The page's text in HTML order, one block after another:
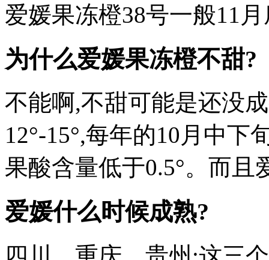
爱媛果冻橙38号一般11
为什么爱媛果冻橙不甜?
不能啊,不甜可能是还没
12°-15°,每年的10月中下
果酸含量低于0.5°。而且
爱媛什么时候成熟?